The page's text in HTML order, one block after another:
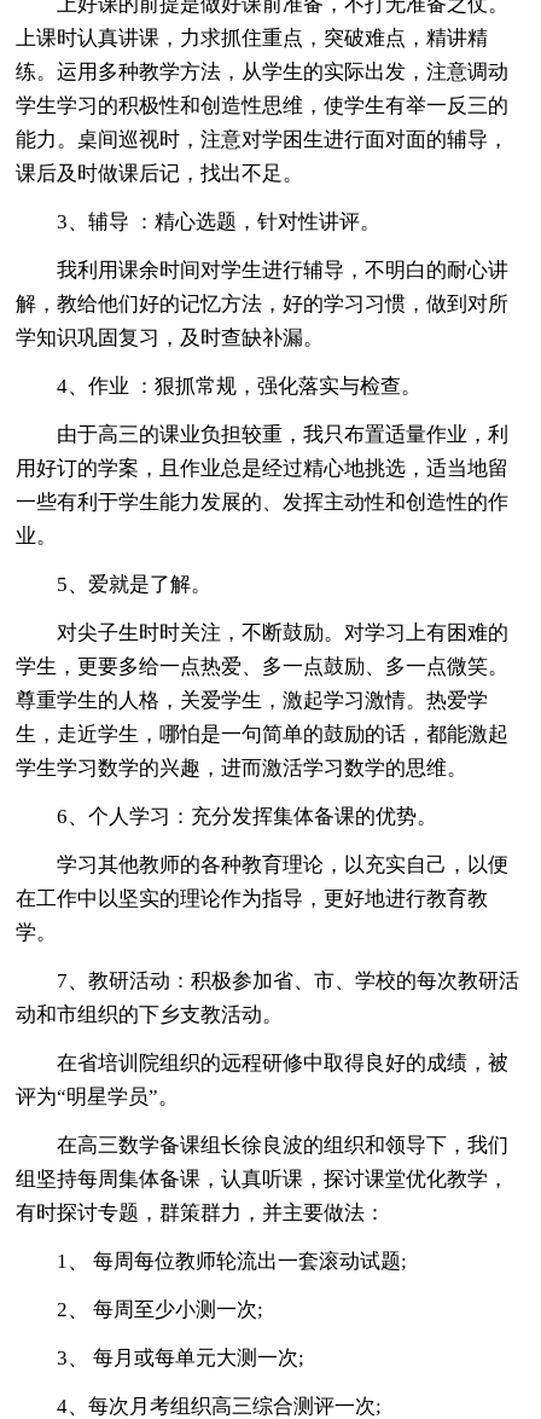
上课时认真讲课，力求抓住重点，突破难点，精讲精
练。运用多种教学方法，从学生的实际出发，注意调动
学生学习的积极性和创造性思维，使学生有举一反三的
能力。桌间巡视时，注意对学困生进行面对面的辅导，
课后及时做课后记，找出不足。
3、辅导 ：精心选题，针对性讲评。
我利用课余时间对学生进行辅导，不明白的耐心讲
解，教给他们好的记忆方法，好的学习习惯，做到对所
学知识巩固复习，及时查缺补漏。
4、作业 ：狠抓常规，强化落实与检查。
由于高三的课业负担较重，我只布置适量作业，利
用好订的学案，且作业总是经过精心地挑选，适当地留
一些有利于学生能力发展的、发挥主动性和创造性的作
业。
5、爱就是了解。
对尖子生时时关注，不断鼓励。对学习上有困难的
学生，更要多给一点热爱、多一点鼓励、多一点微笑。
尊重学生的人格，关爱学生，激起学习激情。热爱学
生，走近学生，哪怕是一句简单的鼓励的话，都能激起
学生学习数学的兴趣，进而激活学习数学的思维。
6、个人学习：充分发挥集体备课的优势。
学习其他教师的各种教育理论，以充实自己，以便
在工作中以坚实的理论作为指导，更好地进行教育教
学。
7、教研活动：积极参加省、市、学校的每次教研活
动和市组织的下乡支教活动。
在省培训院组织的远程研修中取得良好的成绩，被
评为“明星学员”。
在高三数学备课组长徐良波的组织和领导下，我们
组坚持每周集体备课，认真听课，探讨课堂优化教学，
有时探讨专题，群策群力，并主要做法：
1、 每周每位教师轮流出一套滚动试题;
2、 每周至少小测一次;
3、 每月或每单元大测一次;
4、每次月考组织高三综合测评一次;